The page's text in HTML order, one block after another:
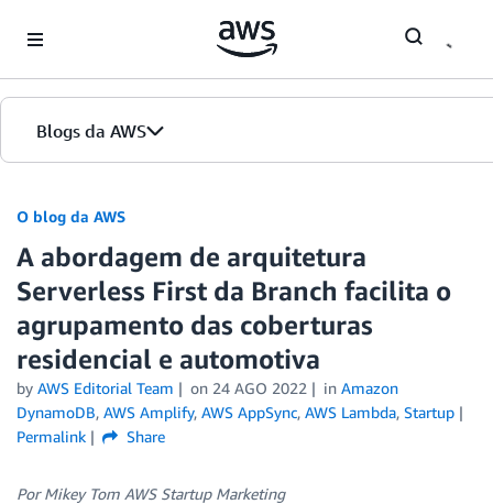
Blogs da AWS
Página inicial
Edições
O blog da AWS
A abordagem de arquitetura
Serverless First da Branch facilita o
agrupamento das coberturas
residencial e automotiva
by AWS Editorial Team on 24 AGO 2022 in Amazon
DynamoDB, AWS Amplify, AWS AppSync, AWS Lambda, Startup
Permalink
Share
Por Mikey Tom AWS Startup Marketing